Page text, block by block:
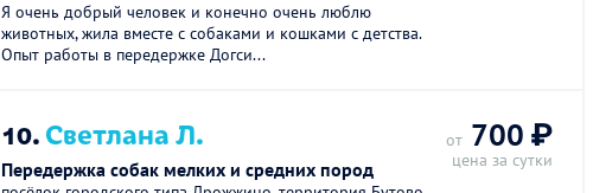
Я очень добрый человек и конечно очень люблю
животных, жила вместе с собаками и кошками с детства.
Опыт работы в передержке Догси...
10.Светлана Л.
Передержка собак мелких и средних пород
от 700 ₽
цена за сутки